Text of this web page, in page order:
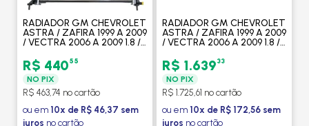
RADIADOR GM CHEVROLET
ASTRA / ZAFIRA 1999 A 2009
/ VECTRA 2006 A 2009 1.8 /
AUTOMATICO -
PROCOOLER
R$ 44055
NO PIX
R$ 463,74 no cartão
ou em 10x de R$ 46,37 sem
juros no cartão
RADIADOR GM CHEVROLET
ASTRA / ZAFIRA 1999 A 2009
/ VECTRA 2006 A 2009 1.8 /
AUTOMATICO - VISCONDE
R$ 1.63933
NO PIX
R$ 1.725,61 no cartão
ou em 10x de R$ 172,56 sem
juros no cartão